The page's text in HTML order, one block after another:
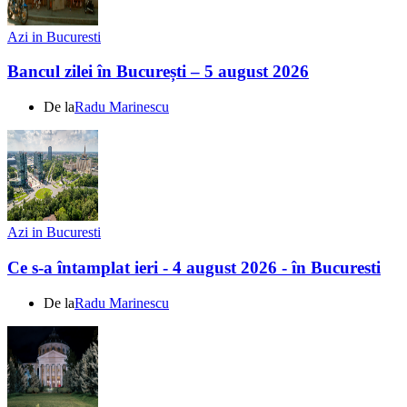
Azi in Bucuresti
Bancul zilei în București – 5 august 2026
De laRadu Marinescu
Azi in Bucuresti
Ce s-a întamplat ieri - 4 august 2026 - în Bucuresti
De laRadu Marinescu